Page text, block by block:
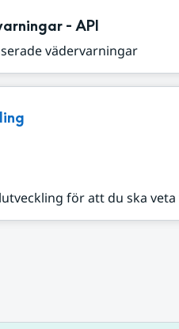
- API
vädervarningar
för att du ska veta